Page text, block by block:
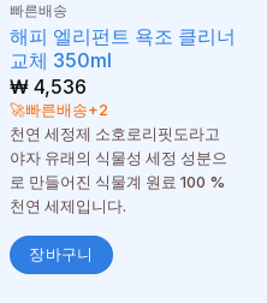
빠른배송
해피 엘리펀트 욕조 클리너
교체 350ml
₩4,536
🚀빠른배송+2
천연 세정제 소호로리핏도라고
야자 유래의 식물성 세정 성분으
로 만들어진 식물계 원료 100 %
천연 세제입니다.
장바구니